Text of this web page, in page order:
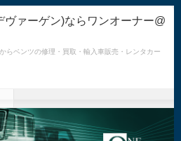
ァーゲン)ならワンオーナー@
ベンツの修理・買取・輸入車販売・レンタカー